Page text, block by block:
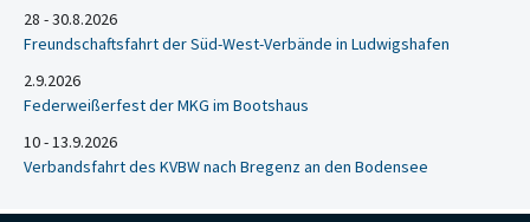
28 - 30.8.2026
Freundschaftsfahrt der Süd-West-Verbände in Ludwigshafen
2.9.2026
Federweißerfest der MKG im Bootshaus
10 - 13.9.2026
Verbandsfahrt des KVBW nach Bregenz an den Bodensee